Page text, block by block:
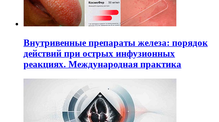
Внутривенные препараты железа: порядок
действий при острых инфузионных
реакциях. Международная практика